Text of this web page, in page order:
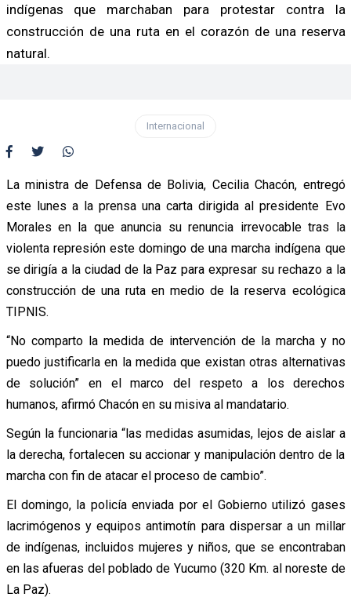
indígenas que marchaban para protestar contra la
construcción de una ruta en el corazón de una reserva
natural.
Internacional
La ministra de Defensa de Bolivia, Cecilia Chacón, entregó
este lunes a la prensa una carta dirigida al presidente Evo
Morales en la que anuncia su renuncia irrevocable tras la
violenta represión este domingo de una marcha indígena que
se dirigía a la ciudad de la Paz para expresar su rechazo a la
construcción de una ruta en medio de la reserva ecológica
TIPNIS.
“No comparto la medida de intervención de la marcha y no
puedo justificarla en la medida que existan otras alternativas
de solución” en el marco del respeto a los derechos
humanos, afirmó Chacón en su misiva al mandatario.
Según la funcionaria “las medidas asumidas, lejos de aislar a
la derecha, fortalecen su accionar y manipulación dentro de la
marcha con fin de atacar el proceso de cambio”.
El domingo, la policía enviada por el Gobierno utilizó gases
lacrimógenos y equipos antimotín para dispersar a un millar
de indígenas, incluidos mujeres y niños, que se encontraban
en las afueras del poblado de Yucumo (320 Km. al noreste de
La Paz).